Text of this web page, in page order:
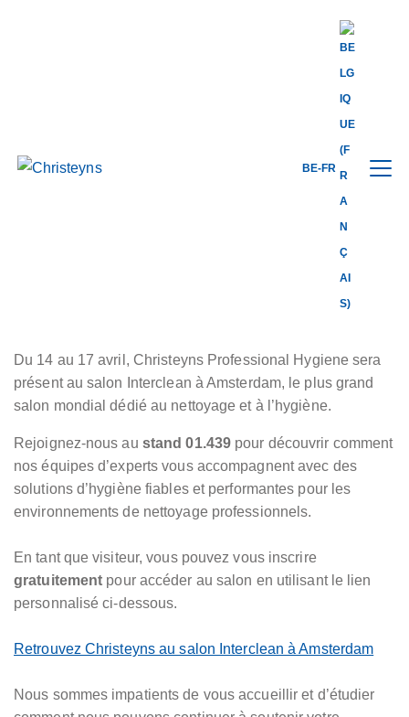
BE-FR
Retrouvez Christeyns
Du 14 au 17 avril, Christeyns Professional Hygiene sera
présent au salon Interclean à Amsterdam, le plus grand
salon mondial dédié au nettoyage et à l’hygiène.
Rejoignez-nous au stand 01.439 pour découvrir comment
nos équipes d’experts vous accompagnent avec des
solutions d’hygiène fiables et performantes pour les
environnements de nettoyage professionnels.
En tant que visiteur, vous pouvez vous inscrire
gratuitement pour accéder au salon en utilisant le lien
personnalisé ci-dessous.
Retrouvez Christeyns au salon Interclean à Amsterdam
Nous sommes impatients de vous accueillir et d’étudier